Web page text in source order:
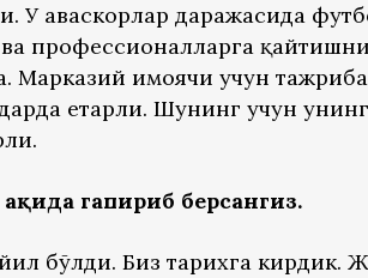
У ҳаваскорлар даражасида
профессионалларга
Марказий ҳимоячи учун
етарли. Шунинг учун
гапириб берсангиз.
бўлди. Биз тарихга кирдик.